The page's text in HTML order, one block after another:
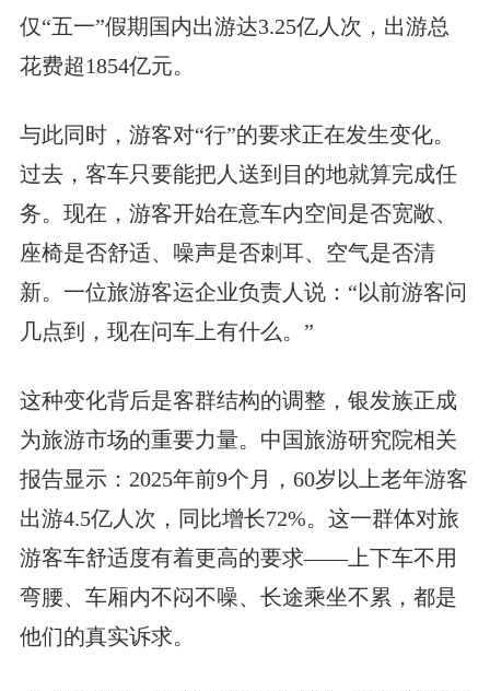
仅“五一”假期国内出游达3.25亿人次，出游总
花费超1854亿元。
与此同时，游客对“行”的要求正在发生变化。
过去，客车只要能把人送到目的地就算完成任
务。现在，游客开始在意车内空间是否宽敞、
座椅是否舒适、噪声是否刺耳、空气是否清
新。一位旅游客运企业负责人说：“以前游客问
几点到，现在问车上有什么。”
这种变化背后是客群结构的调整，银发族正成
为旅游市场的重要力量。中国旅游研究院相关
报告显示：2025年前9个月，60岁以上老年游客
出游4.5亿人次，同比增长72%。这一群体对旅
游客车舒适度有着更高的要求——上下车不用
弯腰、车厢内不闷不噪、长途乘坐不累，都是
他们的真实诉求。